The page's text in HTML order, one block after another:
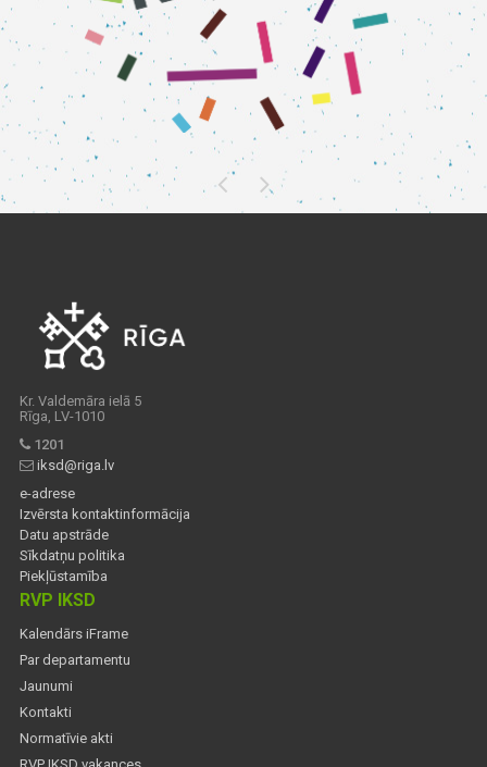
Kr. Valdemāra ielā 5
Rīga, LV-1010
1201
iksd@riga.lv
e-adrese
Izvērsta kontaktinformācija
Datu apstrāde
Sīkdatņu politika
Piekļūstamība
RVP IKSD
Kalendārs iFrame
Par departamentu
Jaunumi
Kontakti
Normatīvie akti